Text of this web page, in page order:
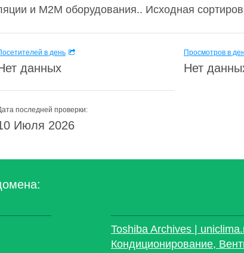
и M2M оборудования.. Исходная
в день
данных
Просмотров в
Нет
последней проверки:
Июля 2026
Toshiba Archives |
Кондиционирование,